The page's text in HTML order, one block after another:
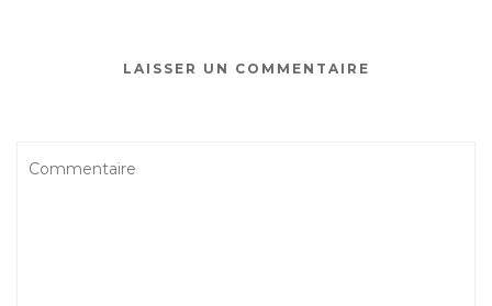
LAISSER UN COMMENTAIRE